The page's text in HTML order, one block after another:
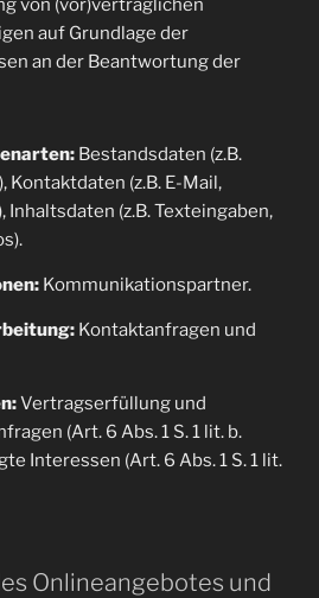
von (vor)vertraglichen
auf Grundlage der
an der Beantwortung der
Bestandsdaten (z.B.
Kontaktdaten (z.B. E-Mail,
(z.B. Texteingaben,
Kommunikationspartner.
Kontaktanfragen und
Vertragserfüllung und
(Art. 6 Abs. 1 S. 1 lit. b.
Interessen (Art. 6 Abs. 1 S. 1 lit.
Onlineangebotes und